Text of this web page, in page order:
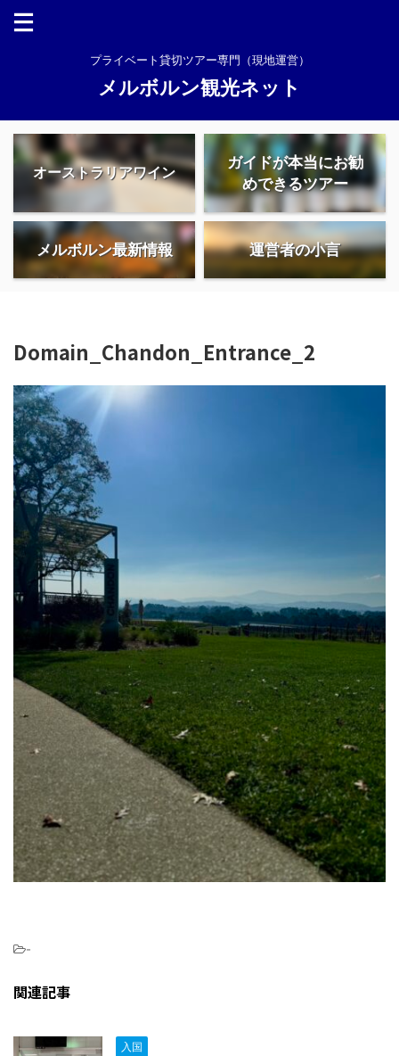
プライベート貸切ツアー専門（現地運営）
メルボルン観光ネット
オーストラリアワイン
ガイドが本当にお勧
めできるツアー
メルボルン最新情報 運営者の小言
Domain_Chandon_Entrance_2
-
関連記事
入国